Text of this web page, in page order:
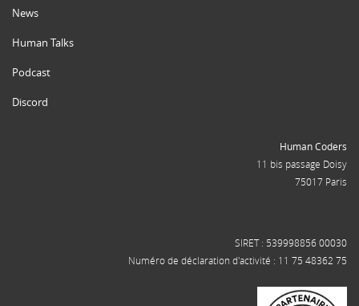
News
Human Talks
Podcast
Discord
Human Coders
11 bis passage Doisy
75017 Paris
SIRET : 539998856 00030
Numéro de déclaration d'activité : 11 75 48362 75